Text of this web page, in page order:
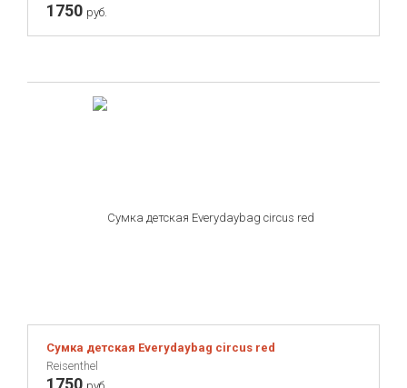
1750 руб.
Сумка детская Everydaybag circus red
Reisenthel
1750